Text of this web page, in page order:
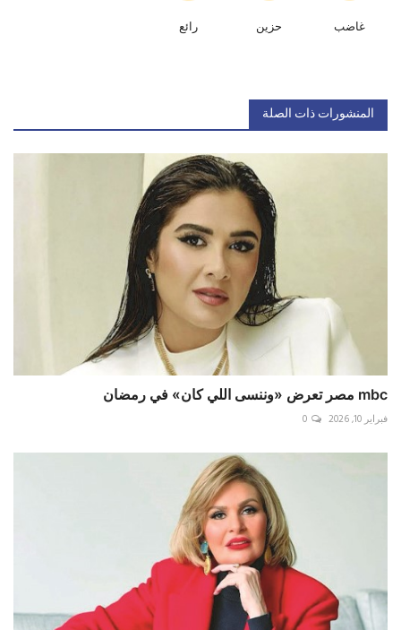
غاضب حزين رائع
المنشورات ذات الصلة
mbc مصر تعرض «وننسى اللي كان» في رمضان
فبراير 10, 2026 0